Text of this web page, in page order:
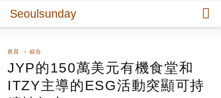
Seoulsunday
首頁 綜合
JYP的150萬美元有機食堂和
ITZY主導的ESG活動突顯可持